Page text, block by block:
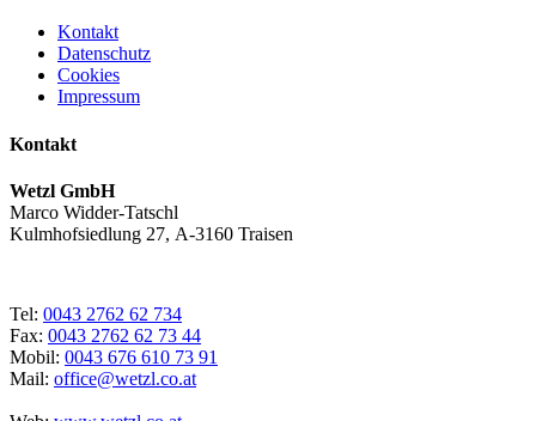
Kontakt
Datenschutz
Cookies
Impressum
Kontakt
Wetzl GmbH
Marco Widder-Tatschl
Kulmhofsiedlung 27, A-3160 Traisen
Tel: 0043 2762 62 734
Fax: 0043 2762 62 73 44
Mobil: 0043 676 610 73 91
Mail: office@wetzl.co.at